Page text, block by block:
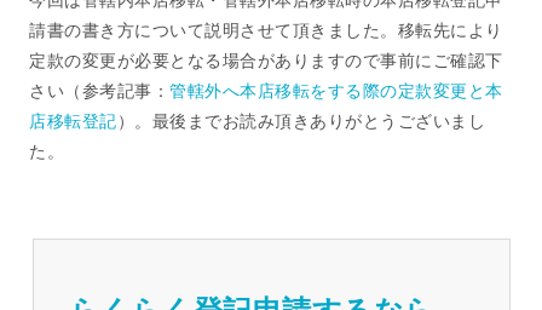
請書の書き方について説明させて頂きました。移転先により
定款の変更が必要となる場合がありますので事前にご確認下
さい（参考記事： 管轄外へ本店移転をする際の定款変更と本
店移転登記）。最後までお読み頂きありがとうございまし
た。